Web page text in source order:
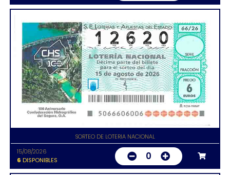
SORTEO DE LOTERIA NACIONAL
15/08/2026
6 DISPONIBLES 0